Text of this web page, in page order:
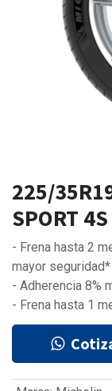
225/
SPORT 4S
- Frena hasta 2
mayor seguridad*
- Adherencia 8%
- Frena hasta 1